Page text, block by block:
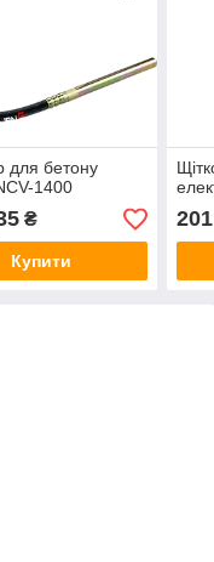
для бетону
1400
₴
Купити